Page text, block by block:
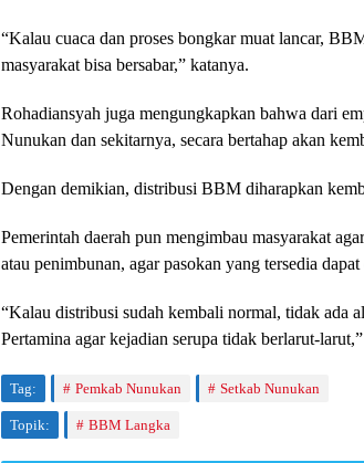
“Kalau cuaca dan proses bongkar muat lancar,
masyarakat bisa bersabar,” katanya.
Rohadiansyah juga mengungkapkan bahwa dari
Nunukan dan sekitarnya, secara bertahap akan
Dengan demikian, distribusi BBM diharapkan
Pemerintah daerah pun mengimbau masyarakat
atau penimbunan, agar pasokan yang tersedia
“Kalau distribusi sudah kembali normal, tidak ada
Pertamina agar kejadian serupa tidak berlarut-
Tag: Pemkab Nunukan Setkab Nunukan
Topik: BBM Langka